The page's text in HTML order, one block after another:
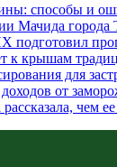
способы и
Мачида
к крышам
для
от
чем